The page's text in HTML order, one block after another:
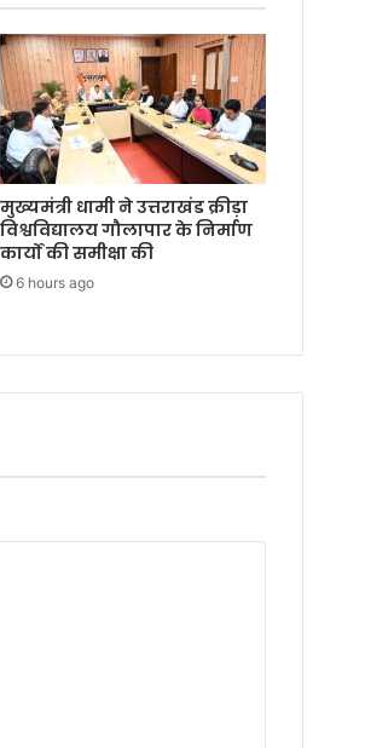
मुख्यमंत्री धामी ने उत्तराखंड क्रीड़ा
विश्वविद्यालय गौलापार के निर्माण
कार्यों की समीक्षा की
6 hours ago